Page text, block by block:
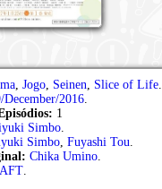
, Jogo, Seinen, Slice of Life.
December/2016.
1
Simbo.
Simbo, Fuyashi Tou.
Chika Umino.
.